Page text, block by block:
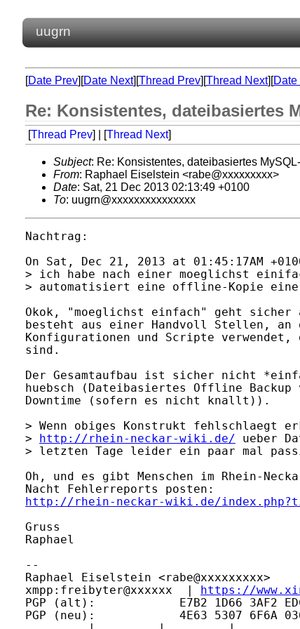
uugrn
[Date Prev][Date Next][Thread Prev][Thread Next][Date
Re: Konsistentes, dateibasiertes
[Thread Prev] | [Thread Next]
Subject: Re: Konsistentes, dateibasiertes
From: Raphael Eiselstein <rabe@xxxxxxxxx>
Date: Sat, 21 Dec 2013 02:13:49 +0100
To: uugrn@xxxxxxxxxxxxxxx
Nachtrag:
On Sat, Dec 21, 2013 at 01:45:17AM
> ich habe nach einer moeglichst
> automatisiert eine offline-Kopie einer
Okok, "moeglichst einfach" geht sicher
besteht aus einer Handvoll Stellen, an
Konfigurationen und Scripte
sind.
Der Gesamtaufbau ist sicher nicht
huebsch (Dateibasiertes Offline Backup
Downtime (sofern es nicht knallt)).
> Wenn obiges Konstrukt fehlschlaegt
>
http://rhein-neckar-wiki.de/ ueber
> letzten Tage leider ein paar mal
Oh, und es gibt Menschen im Rhein-
http://rhein-neckar-wiki.de/
Gruss
Raphael
--
Raphael Eiselstein
xmpp:freibyter@xxxxxx  |
https://
PGP (alt):            E7B2 1D66 3AF2 EDC7
PGP (neu):            4E63 5307 6F6A 036D